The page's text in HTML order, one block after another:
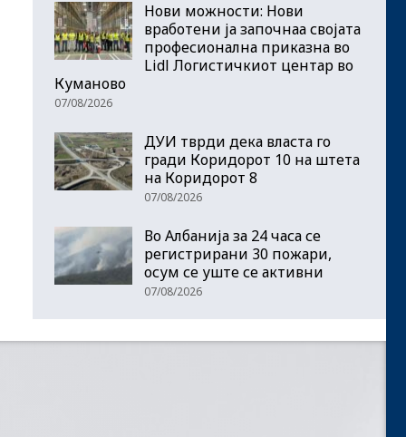
Нови можности: Нови
вработени ја започнаа својата
професионална приказна во
Lidl Логистичкиот центар во
Куманово
07/08/2026
ДУИ тврди дека власта го
гради Коридорот 10 на штета
на Коридорот 8
07/08/2026
Во Албанија за 24 часа се
регистрирани 30 пожари,
осум се уште се активни
07/08/2026